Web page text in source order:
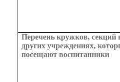
Перечень кружков, секций
других учреждениях,
посещают воспитанники